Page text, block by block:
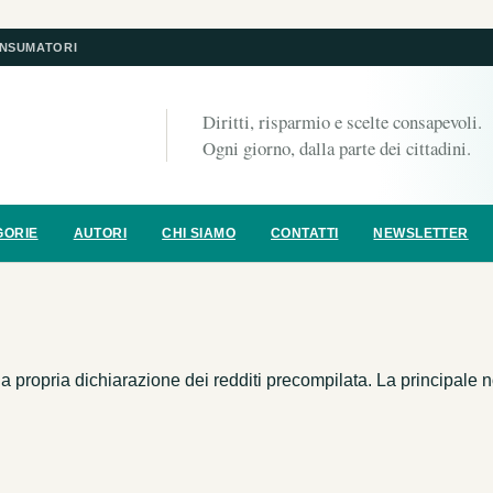
Diritti, risparmio e scelte consapevoli.
Ogni giorno, dalla parte dei cittadini.
AUTORI CHI SIAMO CONTATTI NEWSLETTER
propria dichiarazione dei redditi precompilata. La principale